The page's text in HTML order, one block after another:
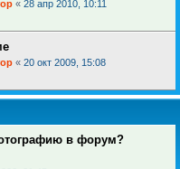
« 28 апр 2010, 10:11
« 20 окт 2009, 15:08
в форум?